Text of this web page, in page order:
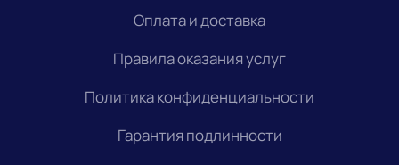
Оплата и доставка
Правила оказания услуг
Политика конфиденциальности
Гарантия подлинности